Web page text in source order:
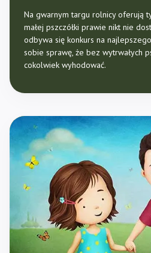
Na gwarnym targu rolnicy oferują
małej pszczółki prawie nikt nie
odbywa się konkurs na
sobie sprawę, że bez wytrwałych
cokolwiek wyhodować.